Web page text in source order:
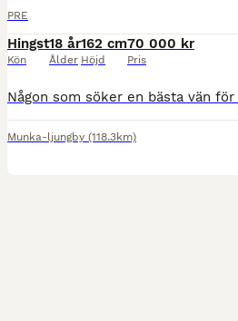
PRE
Hingst
Kön
18 år
Ålder
162 cm
Höjd
70 000 kr
Pris
Munka-ljungby (118.3km)